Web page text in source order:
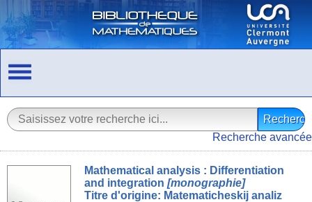
Recherche avancée
Mathematical analysis : Differentiation
and integration [monographie]
Titre d'origine: Matematicheskij analiz